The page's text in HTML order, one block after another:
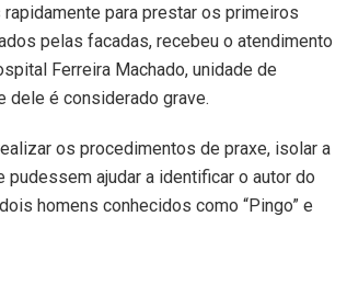
para prestar os primeiros
pelas facadas, recebeu o atendimento
Ferreira Machado, unidade de
dele é considerado grave.
os procedimentos de praxe, isolar a
ajudar a identificar o autor do
homens conhecidos como “Pingo” e